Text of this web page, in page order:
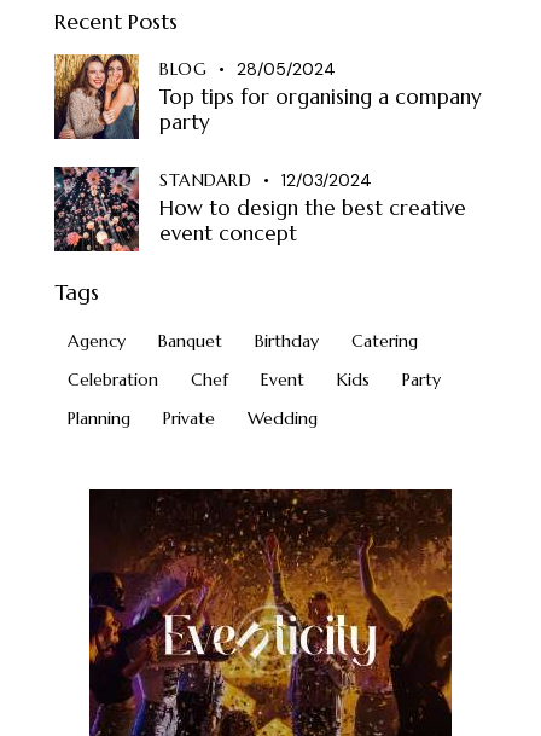
Recent Posts
BLOG 28/05/2024
Top tips for organising a company
party
STANDARD 12/03/2024
How to design the best creative
event concept
Tags
Agency Banquet Birthday
Catering
Celebration
Chef Event Kids
Party
Planning
Private Wedding